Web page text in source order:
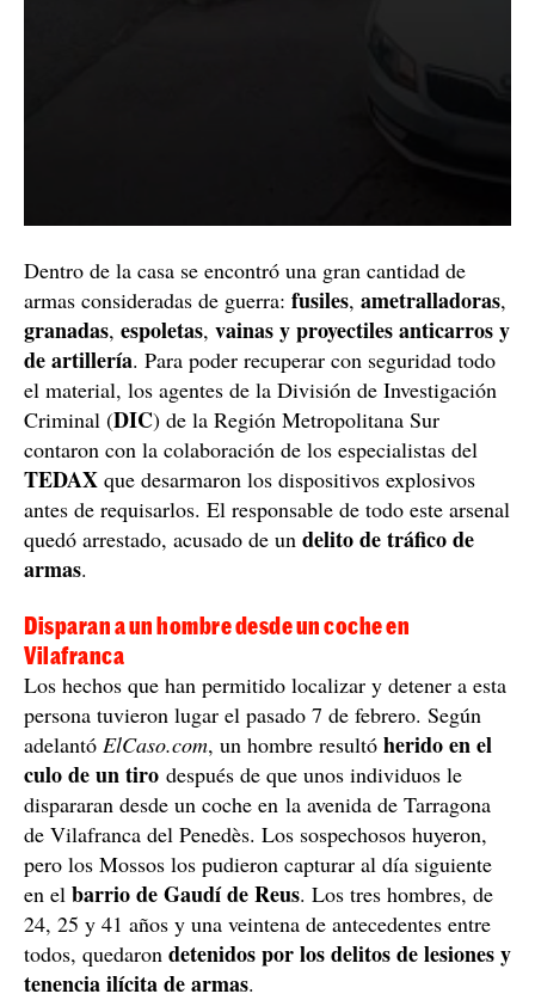
Dentro de la casa se encontró una gran cantidad de
armas consideradas de guerra: fusiles, ametralladoras,
granadas, espoletas, vainas y proyectiles anticarros y
de artillería. Para poder recuperar con seguridad todo
el material, los agentes de la División de Investigación
Criminal (DIC) de la Región Metropolitana Sur
contaron con la colaboración de los especialistas del
TEDAX que desarmaron los dispositivos explosivos
antes de requisarlos. El responsable de todo este arsenal
quedó arrestado, acusado de un delito de tráfico de
armas.
Disparan a un hombre desde un coche en
Vilafranca
Los hechos que han permitido localizar y detener a esta
persona tuvieron lugar el pasado 7 de febrero. Según
adelantó ElCaso.com, un hombre resultó herido en el
culo de un tiro después de que unos individuos le
dispararan desde un coche en la avenida de Tarragona
de Vilafranca del Penedès. Los sospechosos huyeron,
pero los Mossos los pudieron capturar al día siguiente
en el barrio de Gaudí de Reus. Los tres hombres, de
24, 25 y 41 años y una veintena de antecedentes entre
todos, quedaron detenidos por los delitos de lesiones y
tenencia ilícita de armas.